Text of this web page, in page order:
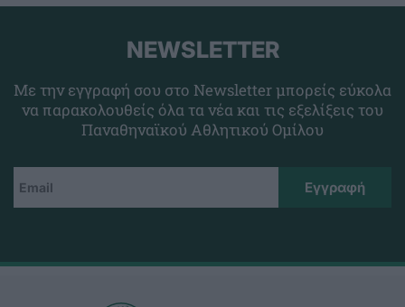
NEWSLETTER
Με την εγγραφή σου στο Newsletter μπορείς εύκολα
να παρακολουθείς όλα τα νέα και τις εξελίξεις του
Παναθηναϊκού Αθλητικού Ομίλου